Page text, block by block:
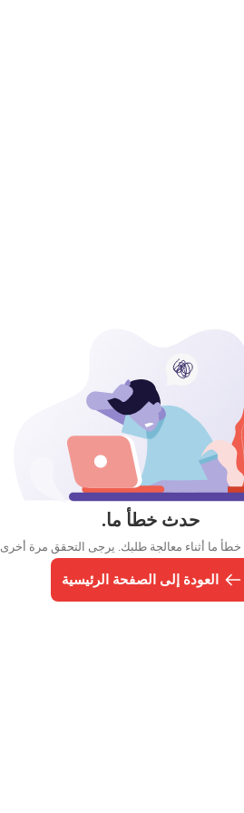
حدث خطأ ما.
خطأ ما أثناء معالجة طلبك. يرجى التحقق مرة أخرى.
العودة إلى الصفحة الرئيسية